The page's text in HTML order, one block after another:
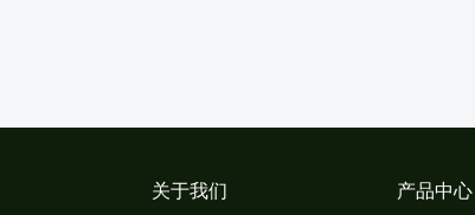
关于我们 产品中心